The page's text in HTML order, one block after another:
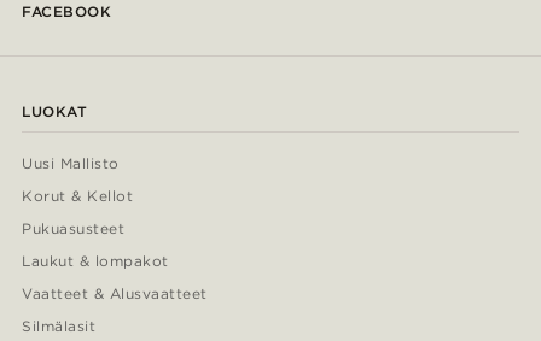
FACEBOOK
LUOKAT
Uusi Mallisto
Korut & Kellot
Pukuasusteet
Laukut & lompakot
Vaatteet & Alusvaatteet
Silmälasit